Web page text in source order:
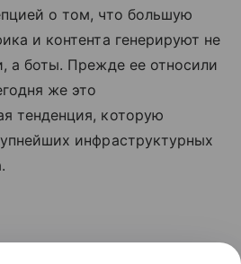
о том, что большую
и контента генерируют не
а боты. Прежде ее относили
же это
тенденция, которую
инфраструктурных